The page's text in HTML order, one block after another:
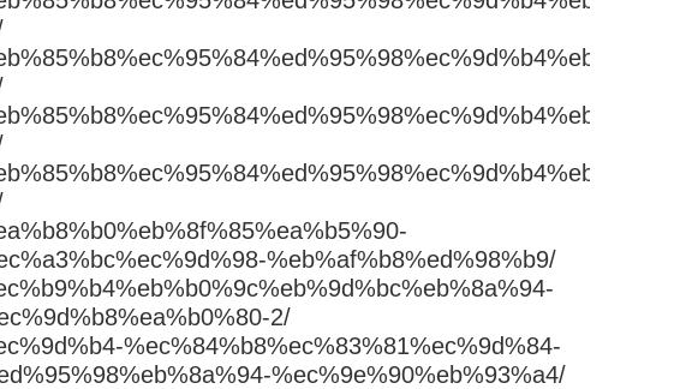
%eb%af%b8%ed%98%b9/
2/
%ec%84%b8%ec%83%81%ec%9d%84-
%ec%9e%90%eb%93%a4/